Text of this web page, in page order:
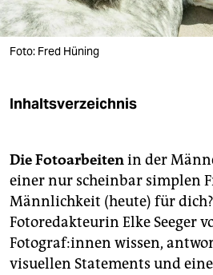
veranstaltungen
shop
unterstützen
genossenschaft
epaper login
Foto: Fred Hüning
Inhaltsverzeichnis
Die Fotoarbeitenin der
einer nur scheinbar simplen
Männlichkeit (heute) für
Fotoredakteurin Elke Seeger
Fotograf:innen wissen,
visuellen Statements und